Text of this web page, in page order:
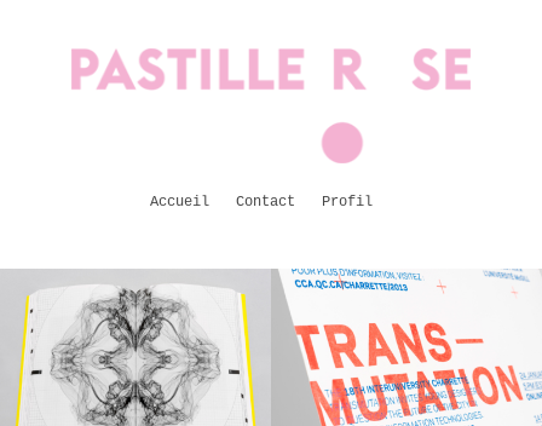
Accueil Contact Profil